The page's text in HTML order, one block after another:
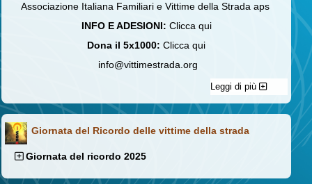
Associazione Italiana Familiari e Vittime della Strada aps
INFO E ADESIONI: Clicca qui
Dona il 5x1000: Clicca qui
info@vittimestrada.org
Leggi di più
Giornata del Ricordo delle vittime della strada
Giornata del ricordo 2025